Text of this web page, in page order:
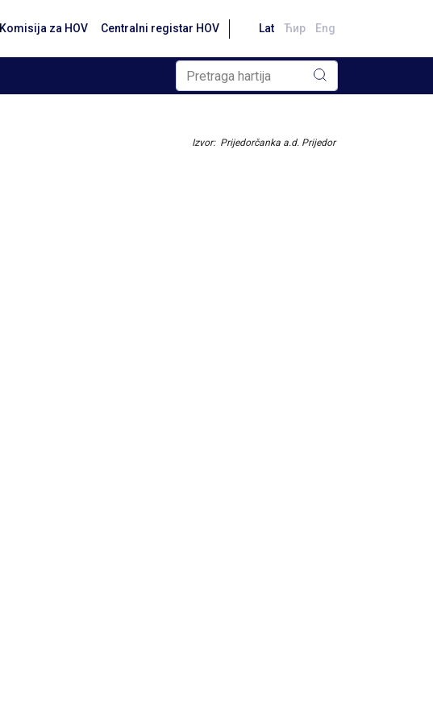
Komisija za HOV Centralni registar HOV Lat Ћир Eng
Izvor: Prijedorčanka a.d. Prijedor